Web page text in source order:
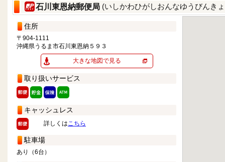
石川東恩納郵便局 (いしかわひがしおんなゆうびんき
住所
〒904-1111
沖縄県うるま市石川東恩納５９３
大きな地図で見る
取り扱いサービス
キャッシュレス
詳しくはこちら
駐車場
あり（6台）